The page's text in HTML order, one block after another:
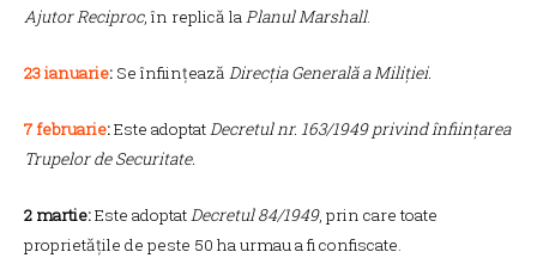
Ajutor Reciproc, în replică laPlanul Marshall.
23 ianuarie: Se înființează Direcția Generală a Miliției.
7 februarie:Este adoptatDecretul nr. 163/1949 privind înființarea
Trupelor de Securitate.
2 martie:Este adoptatDecretul 84/1949, prin care toate
proprietățile de peste 50 ha urmau a fi confiscate.